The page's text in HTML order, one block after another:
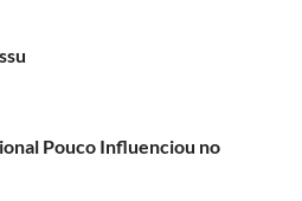
Pouco Influenciou no